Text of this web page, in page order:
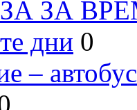
ЗА
дни 0
–